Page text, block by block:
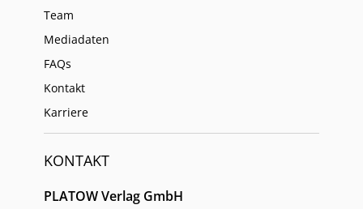
Team
Mediadaten
FAQs
Kontakt
Karriere
KONTAKT
PLATOW Verlag GmbH